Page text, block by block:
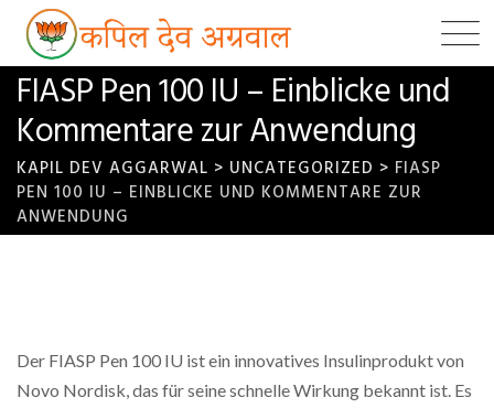
Skip
content
FIASP Pen 100 IU – Einblicke und
Kommentare zur Anwendung
KAPIL DEV AGGARWAL > UNCATEGORIZED > FIASP
PEN 100 IU – EINBLICKE UND KOMMENTARE ZUR
ANWENDUNG
Der FIASP Pen 100 IU ist ein innovatives Insulinprodukt von
Novo Nordisk, das für seine schnelle Wirkung bekannt ist. Es